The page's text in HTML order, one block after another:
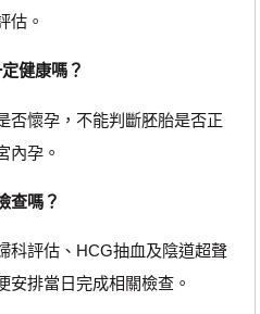
估。
健康嗎？
懷孕，不能判斷胚胎是否正
內孕。
查嗎？
評估、HCG抽血及陰道超聲
安排當日完成相關檢查。